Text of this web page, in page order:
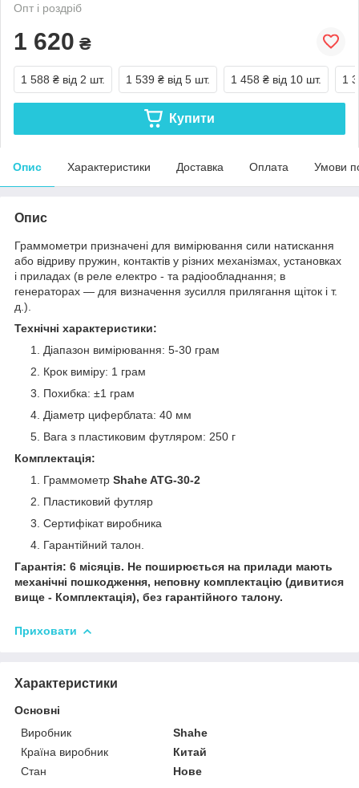
Опт і роздріб
1 620 ₴
1 588 ₴ від 2 шт. 1 539 ₴ від 5 шт. 1 458 ₴ від 10 шт. 1
Купити
Опис Характеристики Доставка Оплата Умови
Опис
Граммометри призначені для вимірювання сили натискання
або відриву пружин, контактів у різних механізмах, установках
і приладах (в реле електро - та радіообладнання; в
генераторах — для визначення зусилля прилягання щіток і т.
д.).
Технічні характеристики:
Діапазон вимірювання: 5-30 грам
Крок виміру: 1 грам
Похибка: ±1 грам
Діаметр циферблата: 40 мм
Вага з пластиковим футляром: 250 г
Комплектація:
Граммометр Shahe ATG-30-2
Пластиковий футляр
Сертифікат виробника
Гарантійний талон.
Гарантія: 6 місяців. Не поширюється на прилади мають
механічні пошкодження, неповну комплектацію (дивитися
вище - Комплектація), без гарантійного талону.
Приховати
Характеристики
Основні
Виробник
Shahe
Країна виробник
Китай
Стан
Нове